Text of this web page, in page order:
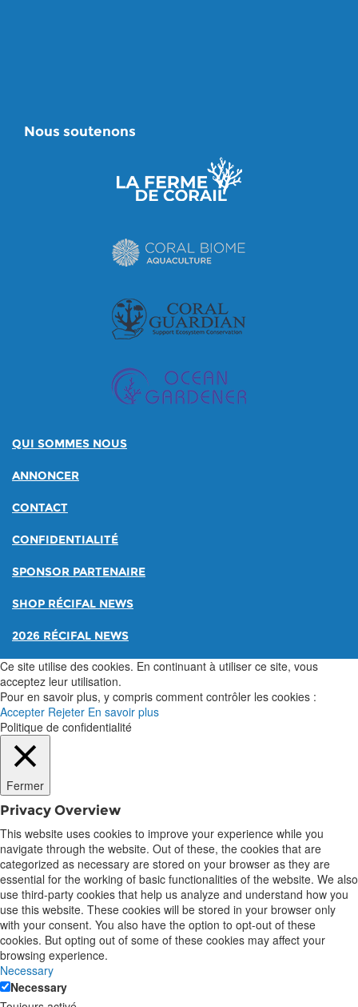
Nous soutenons
QUI SOMMES NOUS
ANNONCER
CONTACT
CONFIDENTIALITÉ
SPONSOR PARTENAIRE
SHOP RÉCIFAL NEWS
2026 RÉCIFAL NEWS
Ce site utilise des cookies. En continuant à utiliser ce site, vous
acceptez leur utilisation.
Pour en savoir plus, y compris comment contrôler les cookies :
Accepter Rejeter En savoir plus
Politique de confidentialité
Fermer
Privacy Overview
This website uses cookies to improve your experience while you
navigate through the website. Out of these, the cookies that are
categorized as necessary are stored on your browser as they are
essential for the working of basic functionalities of the website. We also
use third-party cookies that help us analyze and understand how you
use this website. These cookies will be stored in your browser only
with your consent. You also have the option to opt-out of these
cookies. But opting out of some of these cookies may affect your
browsing experience.
Necessary
Necessary